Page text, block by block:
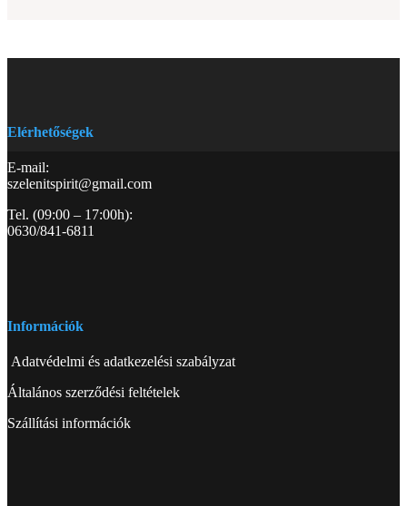
Elérhetőségek
E-mail:
szelenitspirit@gmail.com
Tel. (09:00 – 17:00h):
0630/841-6811
Információk
Adatvédelmi és adatkezelési szabályzat
Általános szerződési feltételek
Szállítási információk